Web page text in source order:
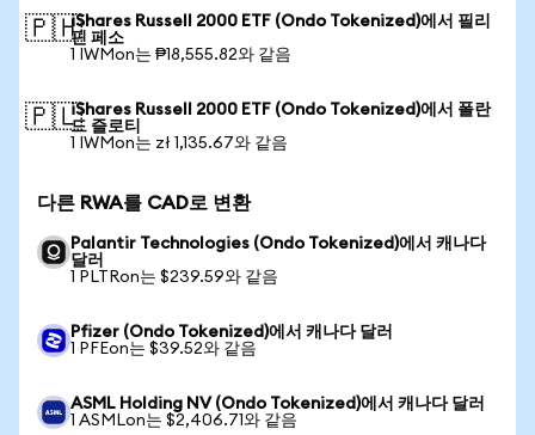
🇵🇭iShares Russell 2000 ETF (Ondo Tokenized)에서 필리
핀 페소
1 IWMon는 ₱18,555.82와 같음
🇵🇱iShares Russell 2000 ETF (Ondo Tokenized)에서 폴란
드 즐로티
1 IWMon는 zł 1,135.67와 같음
다른 RWA를 CAD로 변환
Palantir Technologies (Ondo Tokenized)에서 캐나다
달러
1 PLTRon는 $239.59와 같음
Pfizer (Ondo Tokenized)에서 캐나다 달러
1 PFEon는 $39.52와 같음
ASML Holding NV (Ondo Tokenized)에서 캐나다 달러
1 ASMLon는 $2,406.71와 같음